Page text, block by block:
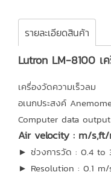
รายละเอียดสินค้า
Lutron LM-8100 เ
เครื่องวัดความเร็วลม
อเนกประสงค์
Computer data
Air velocity : m/
► ช่วงการวัด : 0.4 to
► Resolution : 0.1 m/